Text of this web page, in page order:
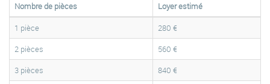
Nombre de pièces
Loyer estimé
1 pièce
280 €
2 pièces
560 €
3 pièces
840 €